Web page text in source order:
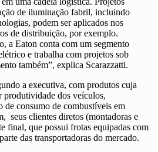
de iluminação fabril, incluindo
podem ser aplicados nos
de distribuição, por exemplo.
a Eaton conta com um segmento
e trabalha com projetos sob
também”, explica Scarazzatti.
a executiva, com produtos cuja
produtividade dos veículos,
de consumo de combustíveis em
seus clientes diretos (montadoras e
final, que possui frotas equipadas com
das transportadoras do mercado.